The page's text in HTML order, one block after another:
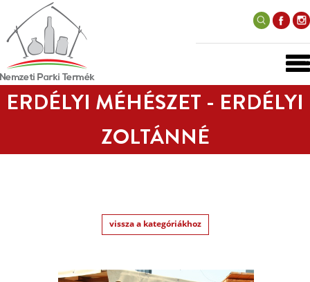
ERDÉLYI MÉHÉSZET - ERDÉLYI
ZOLTÁNNÉ
vissza a kategóriákhoz